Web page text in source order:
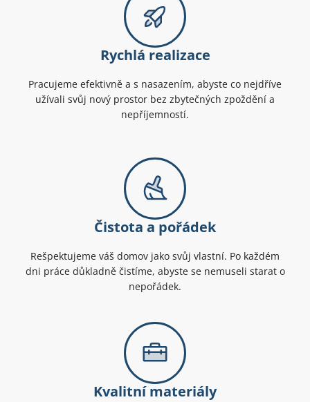
Rychlá realizace
Pracujeme efektivně a s nasazením, abyste co nejdříve
užívali svůj nový prostor bez zbytečných zpoždění a
nepříjemností.
Čistota a pořádek
Rešpektujeme váš domov jako svůj vlastní. Po každém
dni práce důkladně čistíme, abyste se nemuseli starat o
nepořádek.
Kvalitní materiály